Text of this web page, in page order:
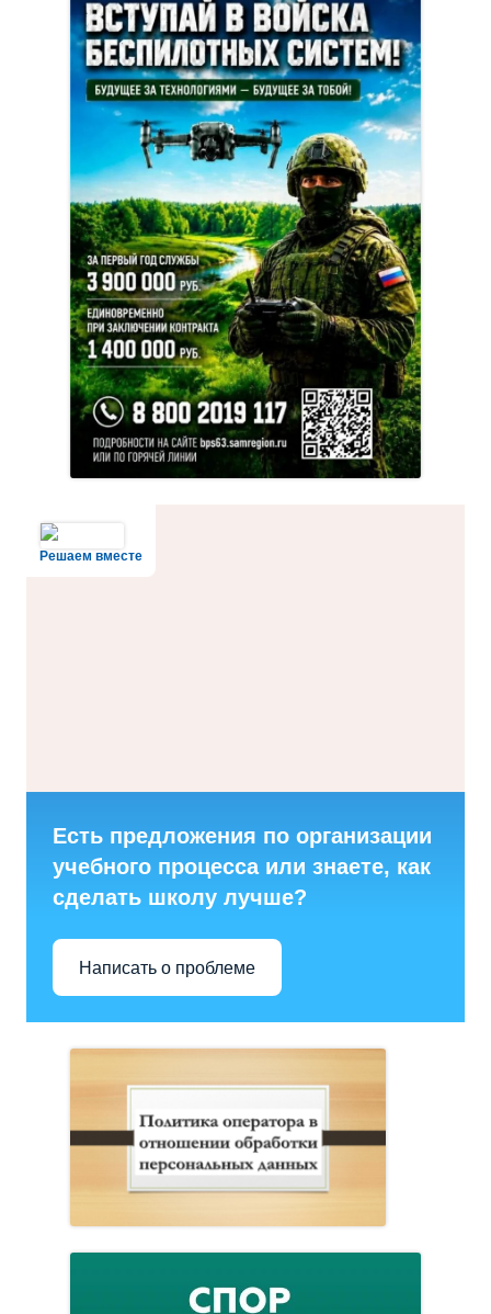
Решаем вместе
Есть предложения по организации
учебного процесса или знаете, как
сделать школу лучше?
Написать о проблеме